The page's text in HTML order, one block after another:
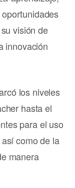
visión de
innovación
los niveles
hasta el
para el uso
como de la
manera